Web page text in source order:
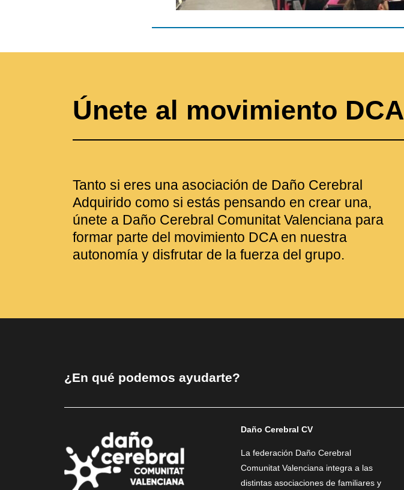
Únete al movimiento DCA
Tanto si eres una asociación de Daño Cerebral
Adquirido como si estás pensando en crear una,
únete a Daño Cerebral Comunitat Valenciana para
formar parte del movimiento DCA en nuestra
autonomía y disfrutar de la fuerza del grupo.
¿En qué podemos ayudarte?
Daño Cerebral CV
La federación Daño Cerebral
Comunitat Valenciana integra a las
distintas asociaciones de familiares y